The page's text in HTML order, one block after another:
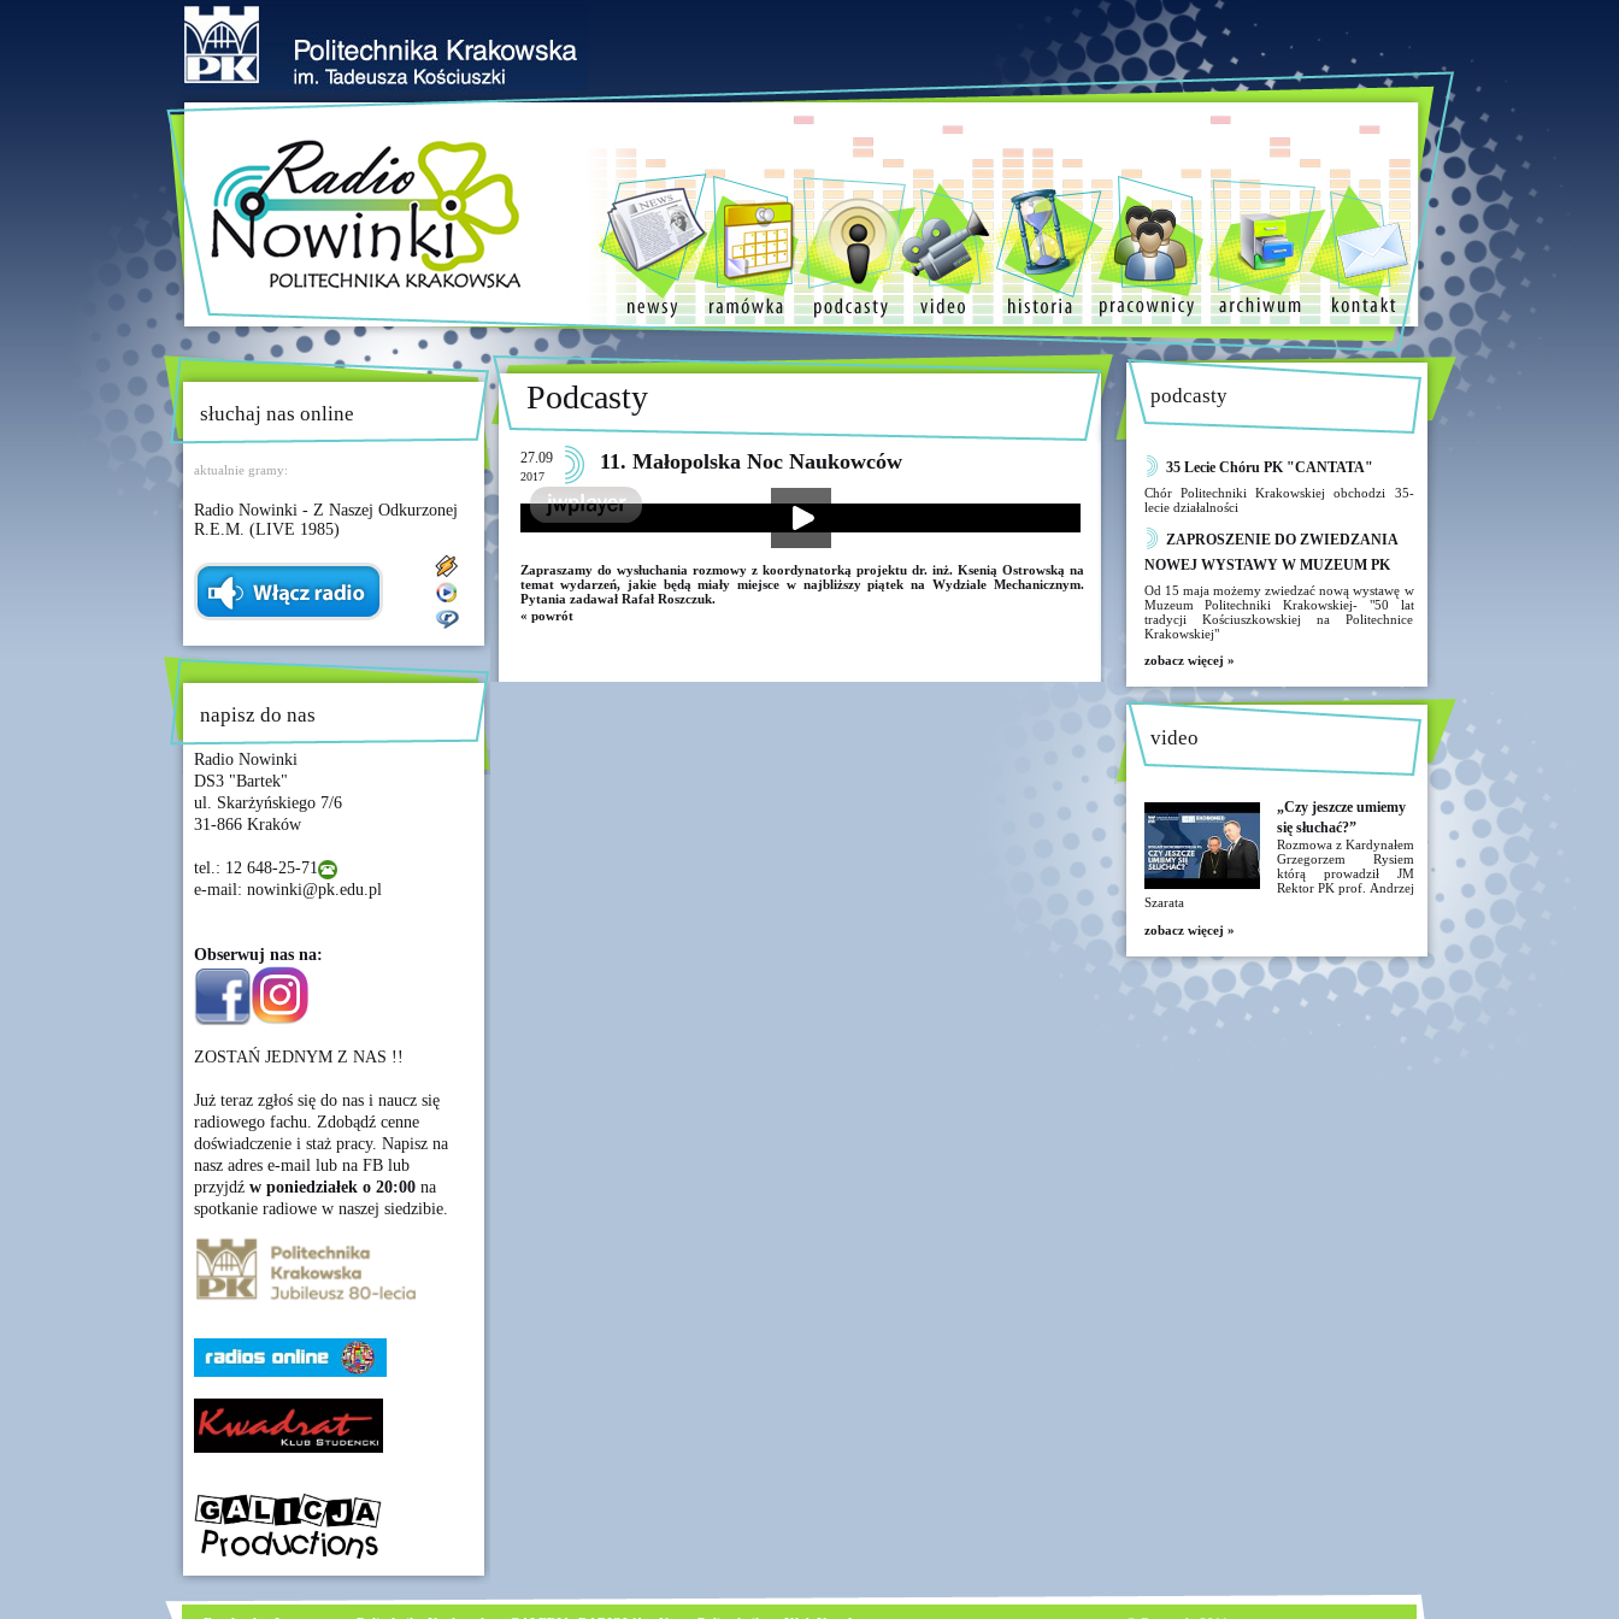
słuchaj nas online
aktualnie gramy:
Radio Nowinki - Z Naszej Odkurzonej
R.E.M. (LIVE 1985)
napisz do nas
Radio Nowinki
DS3 "Bartek"
ul. Skarżyńskiego 7/6
31-866 Kraków
tel.: 12 648-25-71
e-mail: nowinki@pk.edu.pl
Obserwuj nas na:
ZOSTAŃ JEDNYM Z NAS !!
Już teraz zgłoś się do nas i naucz się
radiowego fachu. Zdobądź cenne
doświadczenie i staż pracy. Napisz na
nasz adres e-mail lub na FB lub
przyjdź w poniedziałek o 20:00na
spotkanie radiowe w naszej siedzibie.
Podcasty
27.09
2017
11. Małopolska Noc Naukowców
Zapraszamy do wysłuchania rozmowy z koordynatorką projektu dr. inż. Ksenią Ostrowską na
temat wydarzeń, jakie będą miały miejsce w najbliższy piątek na Wydziale Mechanicznym.
Pytania zadawał Rafał Roszczuk.
« powrót
podcasty
35 Lecie Chóru PK "CANTATA"
Chór Politechniki Krakowskiej obchodzi 35-
lecie działalności
ZAPROSZENIE DO ZWIEDZANIA
NOWEJ WYSTAWY W MUZEUM PK
Od 15 maja możemy zwiedzać nową wystawę w
Muzeum Politechniki Krakowskiej- "50 lat
tradycji Kościuszkowskiej na Politechnice
Krakowskiej"
zobacz więcej »
video
„Czy jeszcze umiemy
się słuchać?”
Rozmowa z Kardynałem
Grzegorzem Rysiem
którą prowadził JM
Rektor PK prof. Andrzej
Szarata
zobacz więcej »